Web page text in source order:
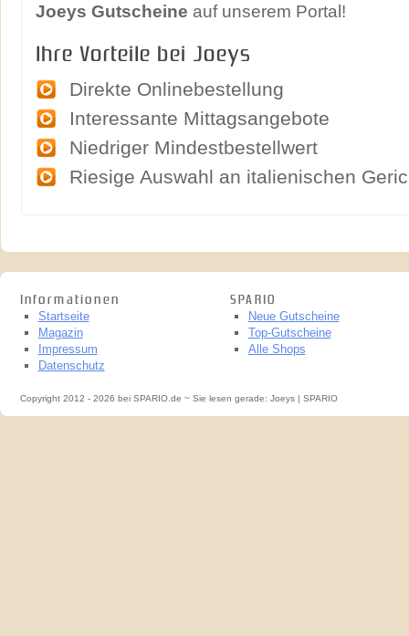
Joeys Gutscheine auf unserem Portal!
Ihre Vorteile bei Joeys
Direkte Onlinebestellung
Interessante Mittagsangebote
Niedriger Mindestbestellwert
Riesige Auswahl an italienischen
Informationen
Startseite
Magazin
Impressum
Datenschutz
SPARIO
Neue Gutscheine
Top-Gutscheine
Alle Shops
Copyright 2012 - 2026 bei SPARIO.de ~ Sie lesen gerade: Joeys | SPARIO